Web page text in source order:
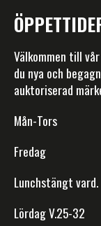
Välkommen till
du nya och
auktoriserad
Mån-Tors
Fredag
Lunchstängt
Lördag V.25-